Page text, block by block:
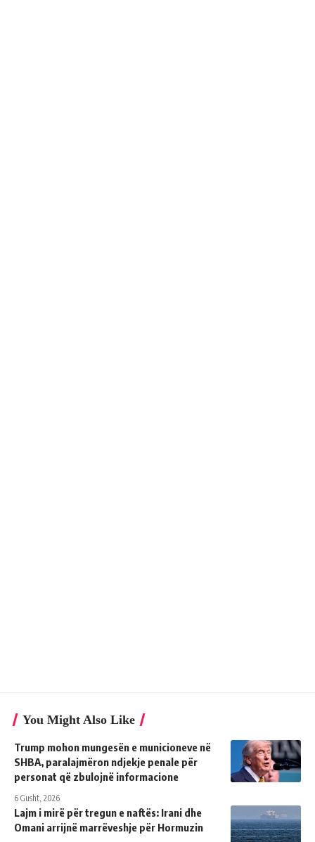
You Might Also Like
Trump mohon mungesën e municioneve në
SHBA, paralajmëron ndjekje penale për
personat që zbulojnë informacione
6 Gusht, 2026
Lajm i mirë për tregun e naftës: Irani dhe
Omani arrijnë marrëveshje për Hormuzin